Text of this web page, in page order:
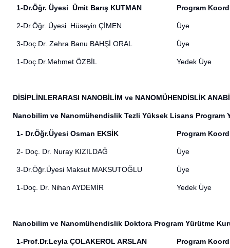
1-Dr.Öğr. Üyesi Ümit Barış KUTMAN Program
2-Dr.Öğr. Üyesi Hüseyin ÇİMEN Üye
3-Doç.Dr. Zehra Banu BAHŞİ ORAL Üye
1-Doç.Dr.Mehmet ÖZBİL Yedek Üye
DİSİPLİNLERARASI NANOBİLİM ve NANOMÜHENDİSLİK
Nanobilim ve Nanomühendislik Tezli Yüksek Lisans Program
1- Dr.Öğr.Üyesi Osman EKSİK Program
2- Doç. Dr. Nuray KIZILDAĞ Üye
3-Dr.Öğr.Üyesi Maksut MAKSUTOĞLU Üye
1-Doç. Dr. Nihan AYDEMİR Yedek Üye
Nanobilim ve Nanomühendislik Doktora Program Yürütme
1-Prof.Dr.Leyla ÇOLAKEROL ARSLAN Program